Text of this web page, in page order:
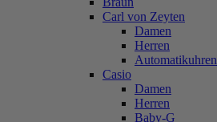
Carl von Zeyten
Damen
Herren
Automatikuhren
Casio
Damen
Herren
Baby-G